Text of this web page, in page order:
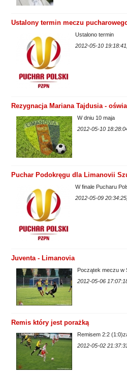
Ustalony termin meczu
Ustalono termin
2012-05-10 19:18:41,
Rezygnacja Mariana Tajdusia -
W dniu 10 maja
2012-05-10
Puchar Podokręgu dla Limanovii
W finale Pucharu
2012-05-09 20:34:25,
Juventa - Limanovia
Początek meczu w
2012-05-06
Remis który jest porażką
Remisem 2:2
2012-05-02